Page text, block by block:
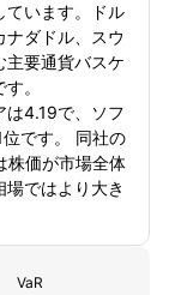
ています。ドル
ダドル、スウ
主要通貨バスケ
。
4.19で、ソフ
です。 同社の
株価が市場全体
場ではより大き
VaR